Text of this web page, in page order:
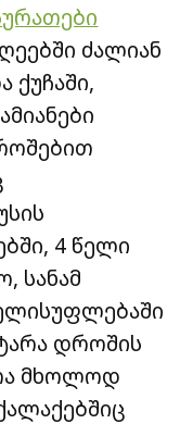
ძალიან
ქუჩაში,
4 წელი
სანამ
დროშის
მხოლოდ